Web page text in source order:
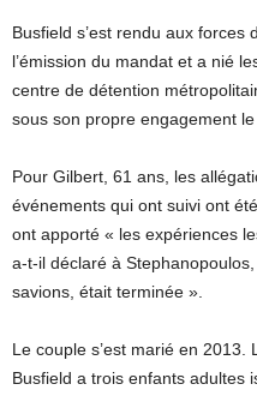
Busfield s’est rendu aux forces
l’émission du mandat et a nié
centre de détention
sous son propre engagement le
Pour Gilbert, 61 ans, les
événements qui ont suivi ont
ont apporté « les expériences
a-t-il déclaré à
savions, était terminée ».
Le couple s’est marié en 2013.
Busfield a trois enfants adultes